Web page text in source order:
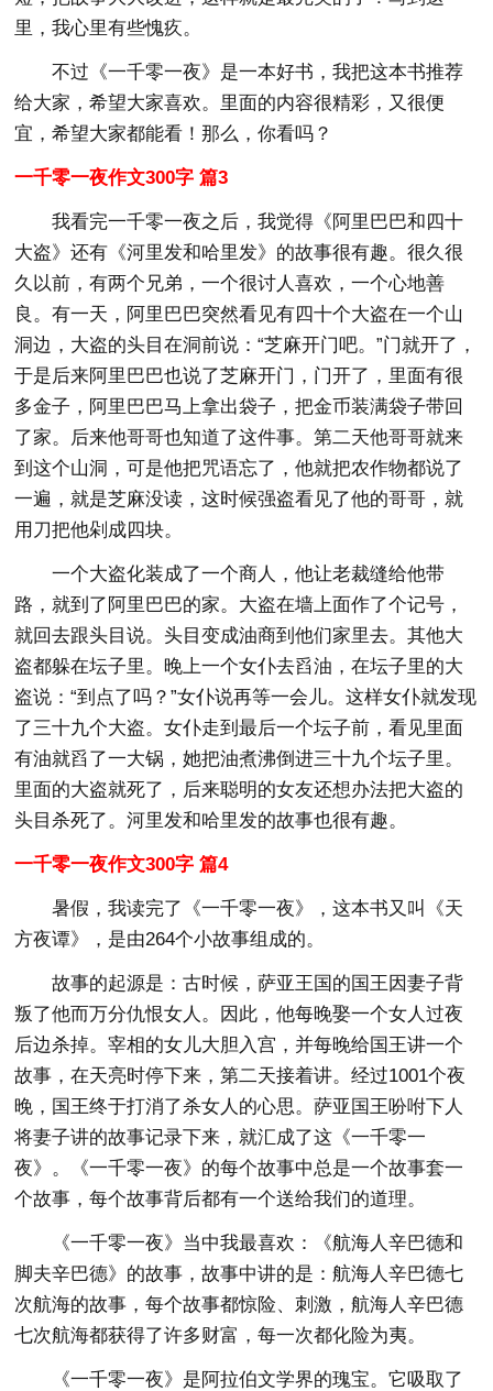
里，我心里有些愧疚。
不过《一千零一夜》是一本好书，我把这本书推荐
给大家，希望大家喜欢。里面的内容很精彩，又很便
宜，希望大家都能看！那么，你看吗？
一千零一夜作文300字 篇3
我看完一千零一夜之后，我觉得《阿里巴巴和四十
大盗》还有《河里发和哈里发》的故事很有趣。很久很
久以前，有两个兄弟，一个很讨人喜欢，一个心地善
良。有一天，阿里巴巴突然看见有四十个大盗在一个山
洞边，大盗的头目在洞前说：“芝麻开门吧。”门就开了，
于是后来阿里巴巴也说了芝麻开门，门开了，里面有很
多金子，阿里巴巴马上拿出袋子，把金币装满袋子带回
了家。后来他哥哥也知道了这件事。第二天他哥哥就来
到这个山洞，可是他把咒语忘了，他就把农作物都说了
一遍，就是芝麻没读，这时候强盗看见了他的哥哥，就
用刀把他剁成四块。
一个大盗化装成了一个商人，他让老裁缝给他带
路，就到了阿里巴巴的家。大盗在墙上面作了个记号，
就回去跟头目说。头目变成油商到他们家里去。其他大
盗都躲在坛子里。晚上一个女仆去舀油，在坛子里的大
盗说：“到点了吗？”女仆说再等一会儿。这样女仆就发现
了三十九个大盗。女仆走到最后一个坛子前，看见里面
有油就舀了一大锅，她把油煮沸倒进三十九个坛子里。
里面的大盗就死了，后来聪明的女友还想办法把大盗的
头目杀死了。河里发和哈里发的故事也很有趣。
一千零一夜作文300字 篇4
暑假，我读完了《一千零一夜》，这本书又叫《天
方夜谭》，是由264个小故事组成的。
故事的起源是：古时候，萨亚王国的国王因妻子背
叛了他而万分仇恨女人。因此，他每晚娶一个女人过夜
后边杀掉。宰相的女儿大胆入宫，并每晚给国王讲一个
故事，在天亮时停下来，第二天接着讲。经过1001个夜
晚，国王终于打消了杀女人的心思。萨亚国王吩咐下人
将妻子讲的故事记录下来，就汇成了这《一千零一
夜》。《一千零一夜》的每个故事中总是一个故事套一
个故事，每个故事背后都有一个送给我们的道理。
《一千零一夜》当中我最喜欢：《航海人辛巴德和
脚夫辛巴德》的故事，故事中讲的是：航海人辛巴德七
次航海的故事，每个故事都惊险、刺激，航海人辛巴德
七次航海都获得了许多财富，每一次都化险为夷。
《一千零一夜》是阿拉伯文学界的瑰宝。它吸取了